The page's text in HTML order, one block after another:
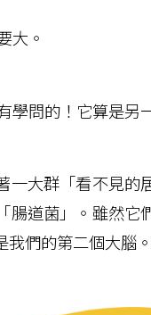
大。
學問的！它算是另
大群「看不見的
腸道菌」。雖然它
們的第二個大腦。